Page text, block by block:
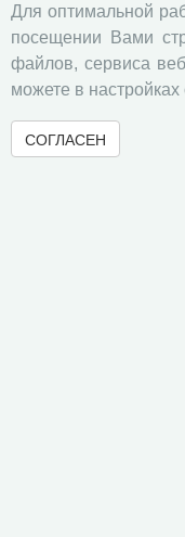
Для оптимальной
посещении Вами
файлов, сервиса
можете в настройках
СОГЛАСЕН